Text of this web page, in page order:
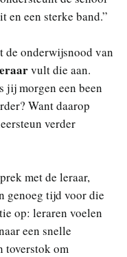
en een sterke band.”
de onderwijsnood van
vult die aan.
jij morgen een been
Want daarop
verder
met de leraar,
genoeg tijd voor die
op: leraren voelen
een snelle
toverstok om